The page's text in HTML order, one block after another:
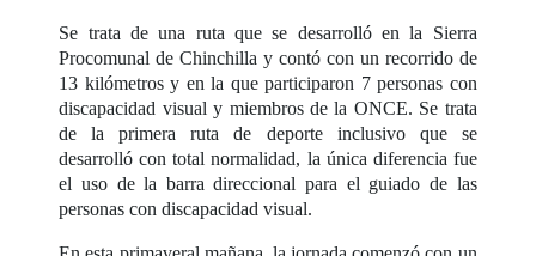
Se trata de una ruta que se desarrolló en la Sierra
Procomunal de Chinchilla y contó con un recorrido de
13 kilómetros y en la que participaron 7 personas con
discapacidad visual y miembros de la ONCE. Se trata
de la primera ruta de deporte inclusivo que se
desarrolló con total normalidad, la única diferencia fue
el uso de la barra direccional para el guiado de las
personas con discapacidad visual.